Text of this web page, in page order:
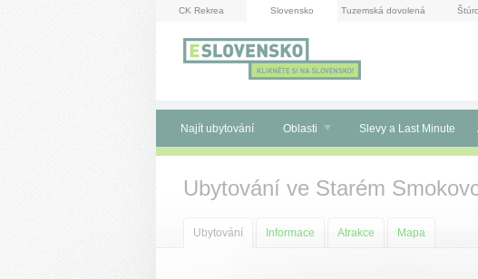
CK Rekrea Slovensko Tuzemská dovolená
Najít ubytování Oblasti Slevy a Last Minute
Ubytování ve Starém
Ubytování Informace Atrakce Mapa